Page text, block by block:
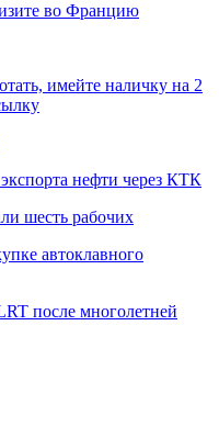
во Францию
имейте наличку на 2
нефти через КТК
шесть рабочих
автоклавного
после многолетней